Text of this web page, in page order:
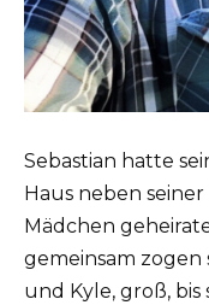
Sebastian hatte
Haus neben
Mädchen
gemeinsam zogen
und Kyle, groß,